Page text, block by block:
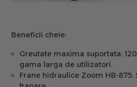
Beneficii cheie:
Greutate maxima suportata:
gama larga de utilizatori.
Frane hidraulice Zoom HB-875: